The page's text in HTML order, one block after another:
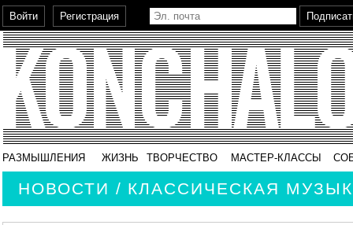
РАЗМЫШЛЕНИЯ ЖИЗНЬ ТВОРЧЕСТВО МАСТЕР-КЛАССЫ
НОВОСТИ / КЛАССИЧЕСКАЯ